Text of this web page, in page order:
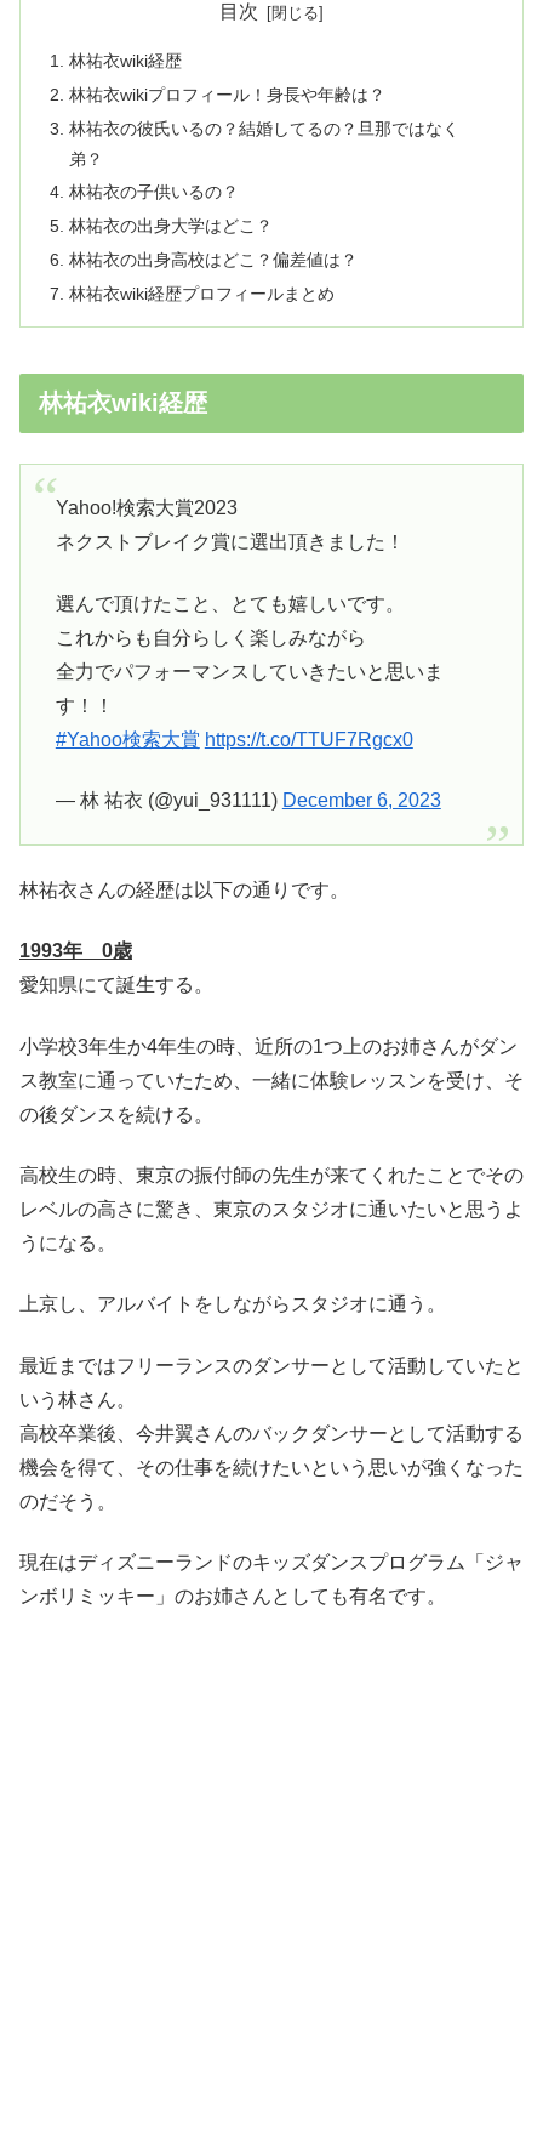
目次
林祐衣wiki経歴
林祐衣wikiプロフィール！身長や年齢は？
林祐衣の彼氏いるの？結婚してるの？旦那ではなく
弟？
林祐衣の子供いるの？
林祐衣の出身大学はどこ？
林祐衣の出身高校はどこ？偏差値は？
林祐衣wiki経歴プロフィールまとめ
林祐衣wiki経歴
⁡Yahoo!検索大賞2023
ネクストブレイク賞に選出頂きました！
選んで頂けたこと、とても嬉しいです。
これからも自分らしく楽しみながら
全力でパフォーマンスしていきたいと思いま
す！！
#Yahoo検索大賞 https://t.co/TTUF7Rgcx0
— 林 祐衣 (@yui_931111) December 6, 2023
林祐衣さんの経歴は以下の通りです。
1993年 0歳
愛知県にて誕生する。
小学校3年生か4年生の時、近所の1つ上のお姉さんがダン
ス教室に通っていたため、一緒に体験レッスンを受け、そ
の後ダンスを続ける。
高校生の時、東京の振付師の先生が来てくれたことでその
レベルの高さに驚き、東京のスタジオに通いたいと思うよ
うになる。
上京し、アルバイトをしながらスタジオに通う。
最近まではフリーランスのダンサーとして活動していたと
いう林さん。
高校卒業後、今井翼さんのバックダンサーとして活動する
機会を得て、その仕事を続けたいという思いが強くなった
のだそう。
現在はディズニーランドのキッズダンスプログラム「ジャ
ンボリミッキー」のお姉さんとしても有名です。